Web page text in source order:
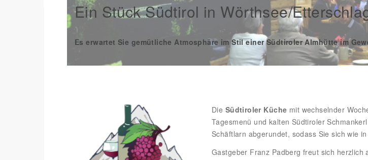
Ein Stück Südtirol in Wörthsee/
Es erwartet Sie gemütliche Atmosphäre im Stil einer Südtiroler Almhütte im
Die Südtiroler Küche mit wechselnder
Tagesmenü und kalten Südtiroler
Schäftlarn abgerundet, sodass Sie sich wie
Gastgeber Franz Padberg freut sich herzlich